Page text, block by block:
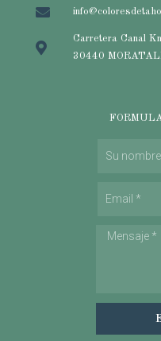
Carretera Canal
30440